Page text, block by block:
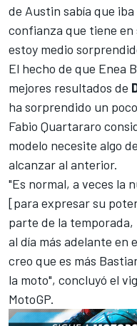
de Austin sabía que
confianza que tiene en
estoy medio
El hecho de que Enea
mejores resultados de
ha sorprendido un
Fabio Quartararo
modelo necesite algo
alcanzar al anterior.
"Es normal, a veces la
[para expresar su
parte de la temporada,
al día más adelante en
creo que es más
la moto", concluyó el
MotoGP.